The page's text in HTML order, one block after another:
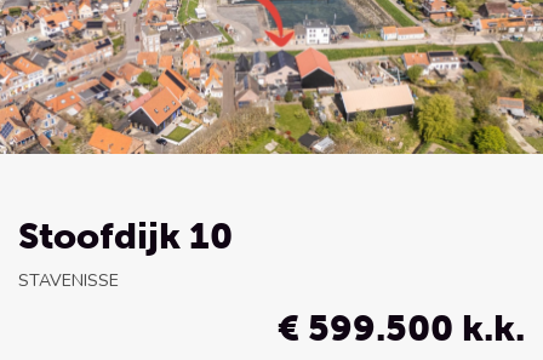
Stoofdijk 10
STAVENISSE
€ 599.500 k.k.